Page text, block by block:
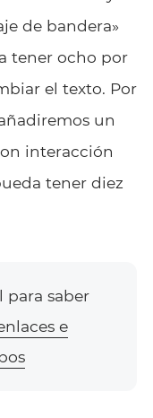
de bandera»
tener ocho por
el texto. Por
un
interacción
tener diez
para saber
e